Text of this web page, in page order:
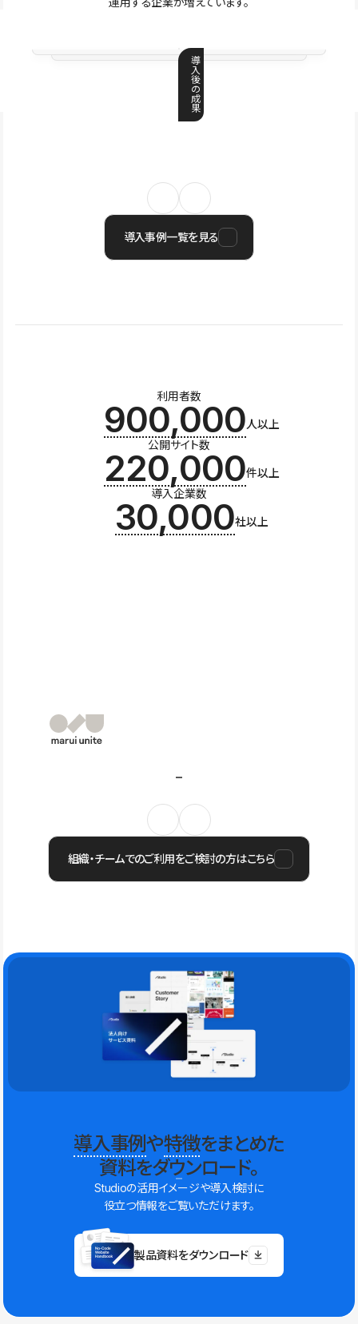
導
入
後
の
成
果
導入事例一覧を見る
利用者数
900,000人以上
公開サイト数
220,000件以上
導入企業数
30,000社以上
組織・チームでのご利用をご検討の方はこちら
導入事例や特徴をまとめた
資料をダウンロード。
Studioの活用イメージや導入検討に
役立つ情報をご覧いただけます。
製品資料をダウンロード